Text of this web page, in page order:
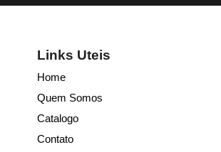
Links Uteis
Home
Quem Somos
Catalogo
Contato